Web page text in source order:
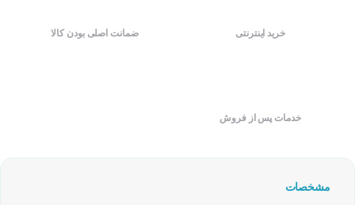
خرید اینترنتی ضمانت اصلی بودن کالا
خدمات پس از فروش
مشخصات